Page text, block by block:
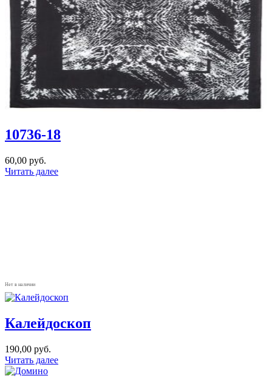
10736-18
60,00 руб.
Читать далее
Нет в наличии
Калейдоскоп
190,00 руб.
Читать далее